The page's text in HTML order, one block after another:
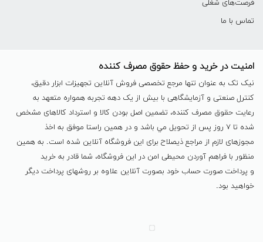
فرصت‌های شغلی
تماس با ما
امنیت در خرید و حفظ حقوق مصرف کننده
نیک تک به عنوان تنها مرجع تخصصی فروش آنلاین تجهیزات ابزار دقیق،
کنترل صنعتی و آزمایشگاهی با بیش از یک دهه تجربه همواره متعهد به
رعایت حقوق مصرف کننده، تضمین اصل بودن کالا و استرداد کالاهای مشخص
شده تا ٧ روز پس از تحویل مي باشد و در همين راستا موفق به اخذ
مجوزهای لازم از مراجع ذیصلاح برای این فروشگاه آنلاین شده است. به همين
منظور با فراهم آوردن محیطی امن در این فروشگاه، شما قادر به خرید
و پرداخت صورت حساب خود بصورت آنلاین علاوه بر روشهای پرداخت دیگر
خواهید بود.